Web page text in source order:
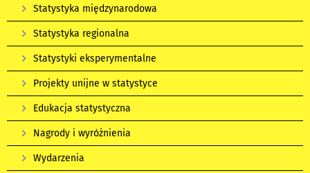
Statystyka międzynarodowa
Statystyka regionalna
Statystyki eksperymentalne
Projekty unijne w statystyce
Edukacja statystyczna
Nagrody i wyróżnienia
Wydarzenia